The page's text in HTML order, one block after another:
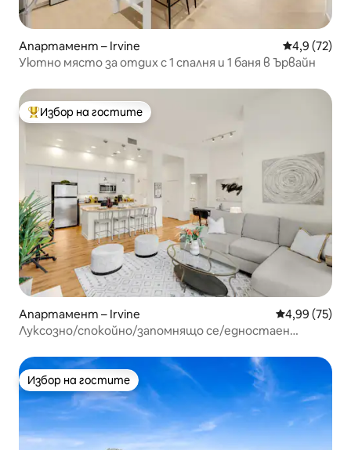
Апартамент – Irvine Средна
4,9 (72)
Уютно място за отдих с 1 спалня и 1 баня в Ървайн
Най-популярен избор на гостите
Избор на гостите
Апартамент – Irvine Средна
4,99 (75)
Луксозно/спокойно/запомнящо се/едностаен
Избор на гостите
Избор на гостите